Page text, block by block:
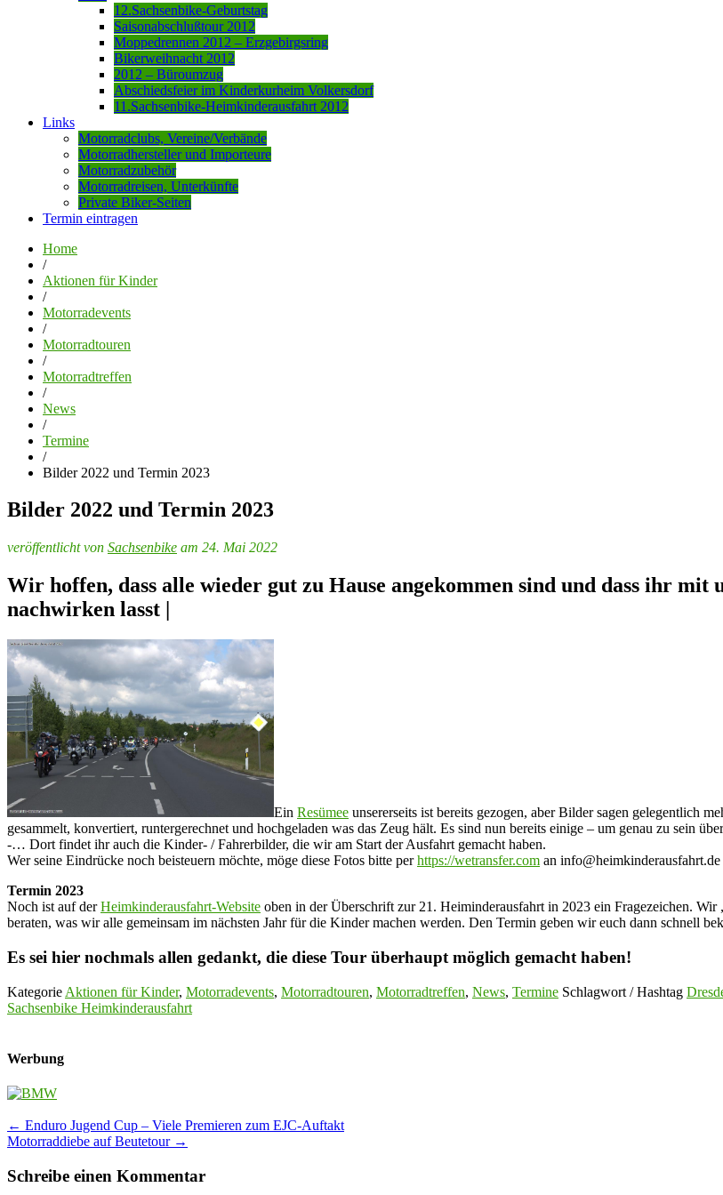
12.Sachsenbike-Geburtstag
Saisonabschlußtour 2012
Moppedrennen 2012 – Erzgebirgsring
Bikerweihnacht 2012
2012 – Büroumzug
Abschiedsfeier im Kinderkurheim Volkersdorf
11.Sachsenbike-Heimkinderausfahrt 2012
Links
Motorradclubs, Vereine/Verbände
Motorradhersteller und Importeure
Motorradzubehör
Motorradreisen, Unterkünfte
Private Biker-Seiten
Termin eintragen
Home
/
Aktionen für Kinder
/
Motorradevents
/
Motorradtouren
/
Motorradtreffen
/
News
/
Termine
/
Bilder 2022 und Termin 2023
Bilder 2022 und Termin 2023
veröffentlicht von Sachsenbike am 24. Mai 2022
Wir hoffen, dass alle wieder gut zu Hause angekommen sind und dass ihr mit
nachwirken lasst |
Ein Resümee unsererseits ist bereits gezogen, aber Bilder sagen gelegentlich
gesammelt, konvertiert, runtergerechnet und hochgeladen was das Zeug hält. Es sind nun bereits einige – um genau zu sein
-… Dort findet ihr auch die Kinder- / Fahrerbilder, die wir am Start der Ausfahrt gemacht haben.
Wer seine Eindrücke noch beisteuern möchte, möge diese Fotos bitte perhttps://wetransfer.com an
Termin 2023
Noch ist auf derHeimkinderausfahrt-Website oben in der Überschrift zur 21. Heiminderausfahrt in 2023 ein Fragezeichen.
beraten, was wir alle gemeinsam im nächsten Jahr für die Kinder machen werden. Den Termin geben wir euch dann schnell
Es sei hier nochmals allen gedankt, die diese Tour überhaupt möglich gemacht haben!
Kategorie Aktionen für Kinder, Motorradevents, Motorradtouren, Motorradtreffen, News, Termine Schlagwort / Hashtag
Sachsenbike Heimkinderausfahrt
Werbung
Post
navigation
← Enduro Jugend Cup – Viele Premieren zum EJC-Auftakt
Motorraddiebe auf Beutetour →
Schreibe einen Kommentar